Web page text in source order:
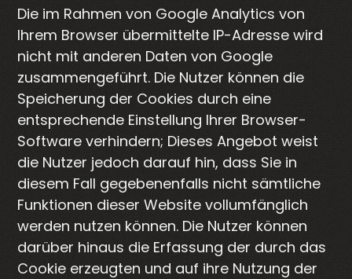
Die im Rahmen von Google Analytics von
Ihrem Browser übermittelte IP-Adresse wird
nicht mit anderen Daten von Google
zusammengeführt. Die Nutzer können die
Speicherung der Cookies durch eine
entsprechende Einstellung Ihrer Browser-
Software verhindern; Dieses Angebot weist
die Nutzer jedoch darauf hin, dass Sie in
diesem Fall gegebenenfalls nicht sämtliche
Funktionen dieser Website vollumfänglich
werden nutzen können. Die Nutzer können
darüber hinaus die Erfassung der durch das
Cookie erzeugten und auf ihre Nutzung der